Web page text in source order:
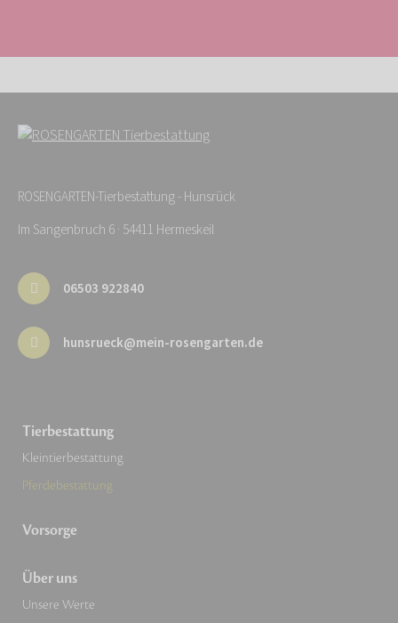
ROSENGARTEN-Tierbestattung - Hunsrück
Im Sangenbruch 6 · 54411 Hermeskeil
06503 922840
hunsrueck@mein-rosengarten.de
Tierbestattung
Kleintierbestattung
Pferdebestattung
Vorsorge
Über uns
Unsere Werte